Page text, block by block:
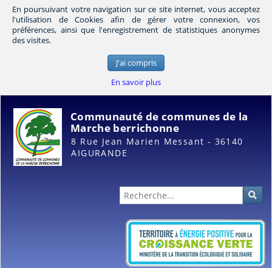
En poursuivant votre navigation sur ce site internet, vous acceptez
l'utilisation de Cookies afin de gérer votre connexion, vos
préférences, ainsi que l'enregistrement de statistiques anonymes
des visites.
J'ai compris
En savoir plus
Communauté de communes de la
Marche berrichonne
8 Rue Jean Marien Messant - 36140
AIGURANDE